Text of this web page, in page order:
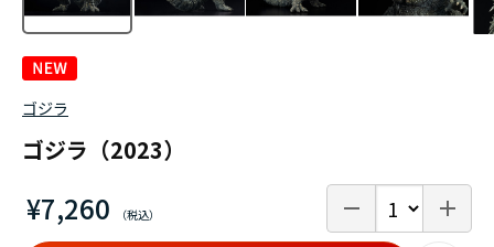
ゴジラ
ゴジラ（2023）
¥7,260